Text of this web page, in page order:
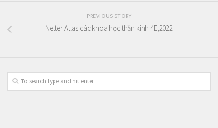
PREVIOUS STORY
Netter Atlas các khoa học thần kinh 4E,2022